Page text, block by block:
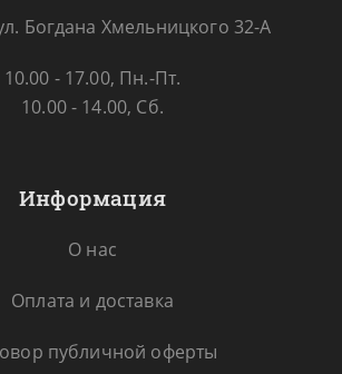
Богдана Хмельницкого 32-А
10.00 - 17.00, Пн.-Пт.
10.00 - 14.00, Сб.
Информация
О нас
Оплата и доставка
публичной оферты